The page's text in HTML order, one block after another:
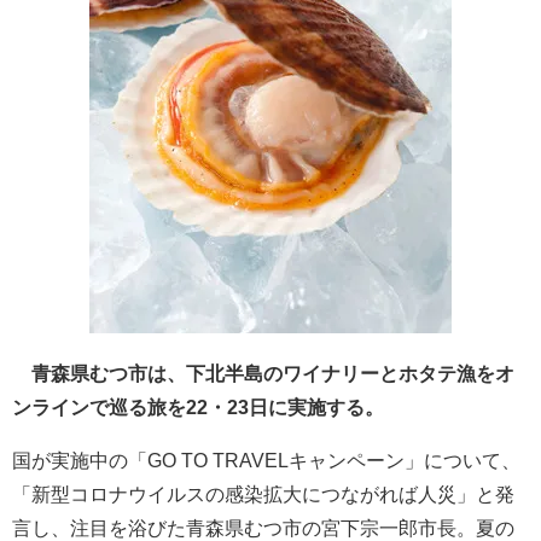
青森県むつ市は、下北半島のワイナリーとホタテ漁をオ
ンラインで巡る旅を22・23日に実施する。
国が実施中の「GO TO TRAVELキャンペーン」について、
「新型コロナウイルスの感染拡大につながれば人災」と発
言し、注目を浴びた青森県むつ市の宮下宗一郎市長。夏の